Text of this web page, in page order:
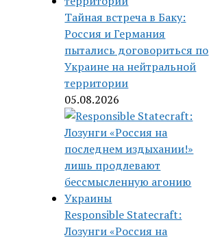
Тайная встреча в Баку:
Россия и Германия
пытались договориться по
Украине на нейтральной
территории
05.08.2026
Responsible Statecraft:
Лозунги «Россия на